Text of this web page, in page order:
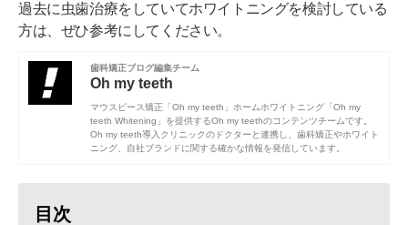
過去に虫歯治療をしていてホワイトニングを検討している
方は、ぜひ参考にしてください。
歯科矯正ブログ編集チーム
Oh my teeth
マウスピース矯正「Oh my teeth」ホームホワイトニング「Oh my
teeth Whitening」を提供するOh my teethのコンテンツチームです。
Oh my teeth導入クリニックのドクターと連携し、歯科矯正やホワイト
ニング、自社ブランドに関する確かな情報を発信しています。
目次